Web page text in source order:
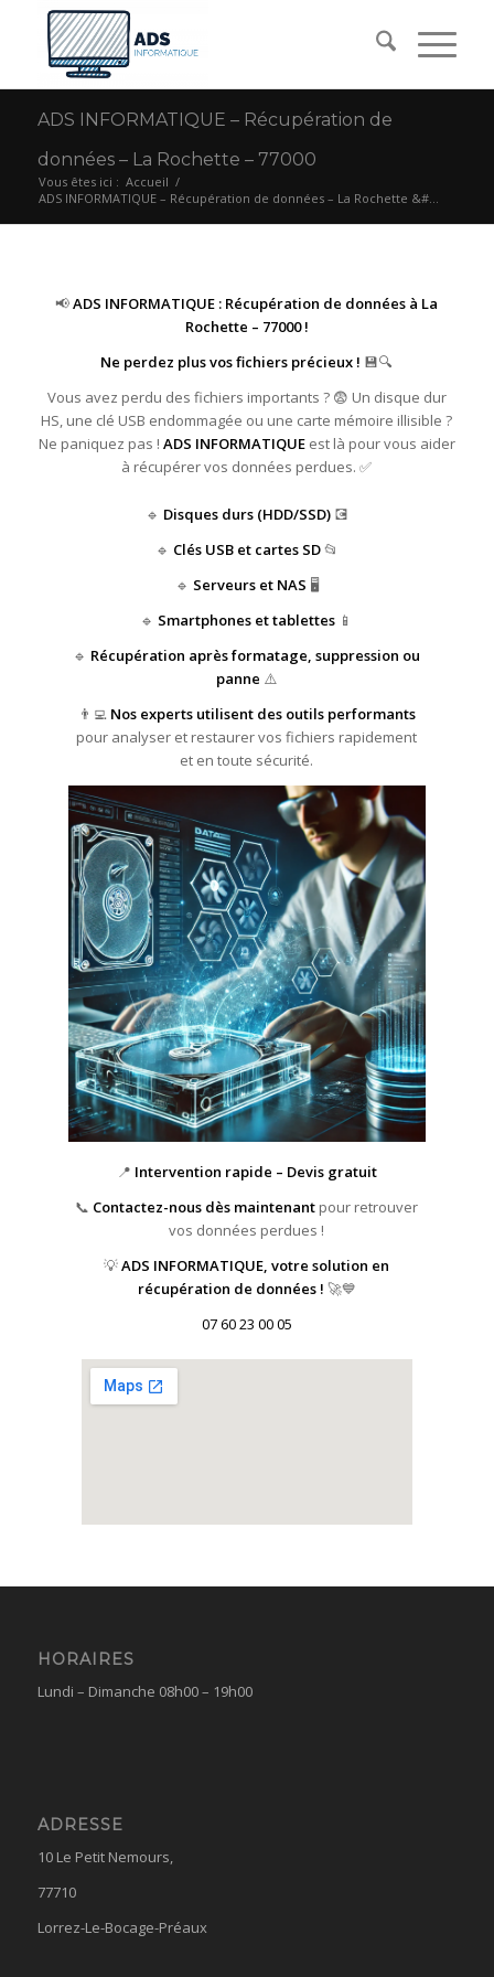
ADS INFORMATIQUE – Récupération de
données – La Rochette – 77000
Vous êtes ici : Accueil /
ADS INFORMATIQUE – Récupération de données – La Rochette &#...
📢ADS INFORMATIQUE : Récupération de données à La
Rochette – 77000 !
Ne perdez plus vos fichiers précieux ! 💾🔍
Vous avez perdu des fichiers importants ? 😨 Un disque dur
HS, une clé USB endommagée ou une carte mémoire illisible ?
Ne paniquez pas ! ADS INFORMATIQUEest là pour vous aider
à récupérer vos données perdues. ✅
🔹 Disques durs (HDD/SSD)💽
🔹 Clés USB et cartes SD📂
🔹 Serveurs et NAS 🖥️
🔹 Smartphones et tablettes 📱
🔹 Récupération après formatage, suppression ou
panne ⚠️
👨‍💻 Nos experts utilisent des outils performants
pour analyser et restaurer vos fichiers rapidement
et en toute sécurité.
📍 Intervention rapide – Devis gratuit
📞 Contactez-nous dès maintenant pour retrouver
vos données perdues !
💡ADS INFORMATIQUE, votre solution en
récupération de données ! 🚀💙
07 60 23 00 05
HORAIRES
Lundi – Dimanche 08h00 – 19h00
ADRESSE
10 Le Petit Nemours,
77710
Lorrez-Le-Bocage-Préaux